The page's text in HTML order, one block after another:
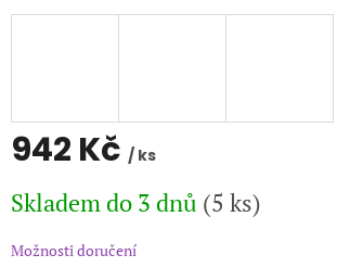
942 Kč / ks
cena:
Skladem do 3 dnů (5 ks)
Možnosti doručení